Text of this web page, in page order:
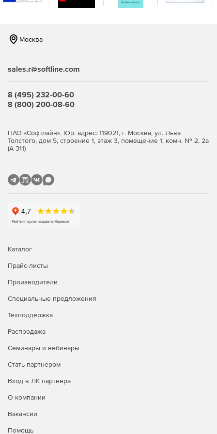
Возможна репликация и распределение копий между
защита от вирусов‑шифровальщиков на базе ИИ,
протокол BSP), парольная защита резервных копий и
Эффективное использование ресурсов и снижение
сеть и хранилища. Гибкие фильтры позволяют
исключать ненужные данные на уровне дисков, папок
эффективность.
универсальное восстановление на «голое железо»
или оборудование, отличное от оригинального,
отдельных объектов, а также автоматическое
Доступна уникальная технология восстановления
Централизованное управление и автоматизация.
администрирования (включая выделенную роль ИБ),
интеграция с отечественными и зарубежными
службами каталогов. Для специализированных задач
ИБ.Панель мониторинга, автоматизированная
генерация отчетов в разных форматах, детальный
данных. Поддержка SMTP‑оповещений, передача
Москва
sales.r@softline.com
8 (495) 232-00-60
8 (800) 200-08-60
ПАО «Софтлайн». Юр. адрес: 119021, г. Москва, ул. Льва
Толстого, дом 5, строение 1, этаж 3, помещение 1, комн. № 2, 2а
(А-311)
Каталог
Прайс-листы
Производители
Специальные предложения
Техподдержка
Распродажа
Семинары и вебинары
Стать партнером
Вход в ЛК партнера
О компании
Вакансии
Помощь